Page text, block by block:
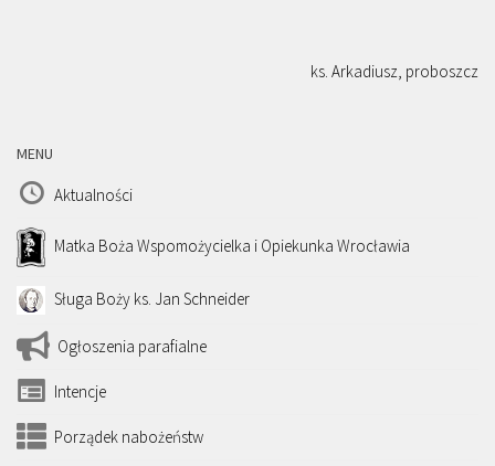
ks. Arkadiusz, proboszcz
MENU
Aktualności
Matka Boża Wspomożycielka i Opiekunka Wrocławia
Sługa Boży ks. Jan Schneider
Ogłoszenia parafialne
Intencje
Porządek nabożeństw